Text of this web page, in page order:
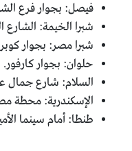
فيصل: بجوار فرع
شبرا الخيمة: الشارع
شبرا مصر: بجوار
حلوان: بجوار كارفور.
السلام: شارع جمال
الإسكندرية: محطة
طنطا: أمام سينما